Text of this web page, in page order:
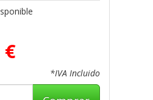
€
*IVA Incluido